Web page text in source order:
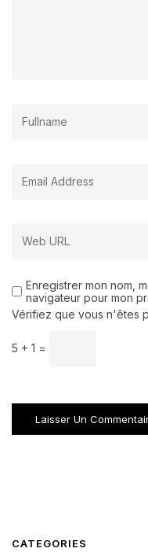
Enregistrer mon nom,
navigateur pour mon
Vérifiez que vous n'êtes
5 + 1 =
CATEGORIES